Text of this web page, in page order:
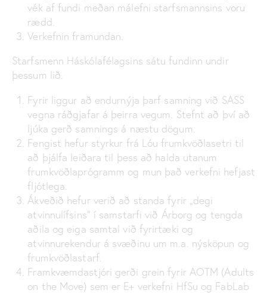
vék af fundi meðan málefni starfsmannsins voru
rædd.
Verkefnin framundan.
Starfsmenn Háskólafélagsins sátu fundinn undir
þessum lið.
Fyrir liggur að endurnýja þarf samning við SASS
vegna ráðgjafar á þeirra vegum. Stefnt að því að
ljúka gerð samnings á næstu dögum.
Fengist hefur styrkur frá Lóu frumkvöðlasetri til
að þjálfa leiðara til þess að halda utanum
frumkvöðlaprógramm og mun það verkefni hefjast
fljótlega.
Ákveðið hefur verið að standa fyrir „degi
atvinnulífsins“ í samstarfi við Árborg og tengda
aðila og eiga samtal við fyrirtæki og
atvinnurekendur á svæðinu um m.a. nýsköpun og
frumkvöðlastarf.
Framkvæmdastjóri gerði grein fyrir AOTM (Adults
on the Move) sem er E+ verkefni HfSu og FabLab